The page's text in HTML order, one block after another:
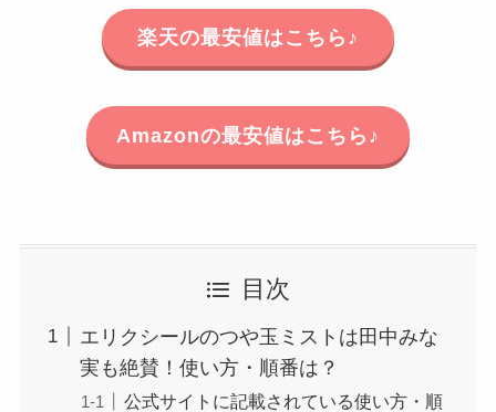
楽天の最安値はこちら♪
Amazonの最安値はこちら♪
目次
エリクシールのつや玉ミストは田中みな
実も絶賛！使い方・順番は？
公式サイトに記載されている使い方・順